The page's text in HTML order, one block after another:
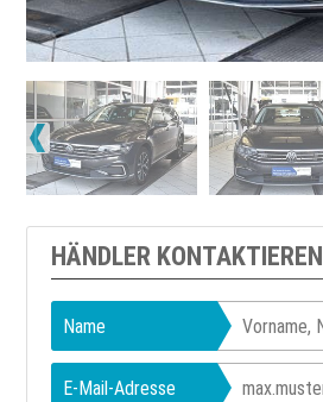
HÄNDLER KONTAKTIEREN
Name
E-Mail-Adresse